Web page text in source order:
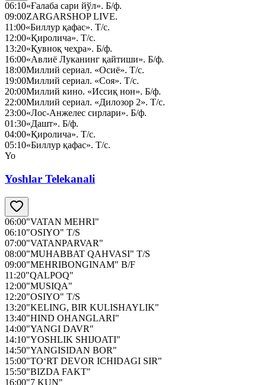
06:10«Ғалаба сари йўл». Б/ф.
09:00ZARGARSHOP LIVE.
11:00«Биллур қафас». Т/с.
12:00«Қиролича». Т/с.
13:20«Қувноқ чеҳра». Б/ф.
16:00«Авлиё Луканинг қайтиши». Б/ф.
18:00Миллий сериал. «Осиё». Т/с.
19:00Миллий сериал. «Соя». Т/с.
20:00Миллий кино. «Иссиқ нон». Б/ф.
22:00Миллий сериал. «Дилозор 2». Т/с.
23:00«Лос-Анжелес сирлари». Б/ф.
01:30«Дашт». Б/ф.
04:00«Қиролича». Т/с.
05:10«Биллур қафас». Т/с.
Yo
Yoshlar Telekanali
06:00"VATAN MEHRI"
06:10"OSIYO" T/S
07:00"VATANPARVAR"
08:00"MUHABBAT QAHVASI" T/S
09:00"MEHRIBONGINAM" B/F
11:20"QALPOQ"
12:00"MUSIQA"
12:20"OSIYO" T/S
13:20"KELING, BIR KULISHAYLIK"
13:40"HIND OHANGLARI"
14:00"YANGI DAVR"
14:10"YOSHLIK SHIJOATI"
14:50"YANGISIDAN BOR"
15:00"TO‘RT DEVOR ICHIDAGI SIR"
15:50"BIZDA FAKT"
16:00"7 KUN"